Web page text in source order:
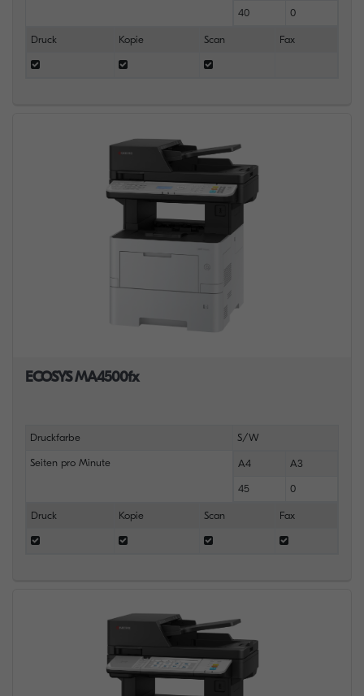
40 0
Druck Kopie Scan Fax
ECOSYS MA4500fx
Druckfarbe S/W
Seiten pro Minute A4 A3
45 0
Druck Kopie Scan Fax